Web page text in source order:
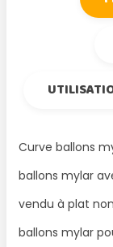
Curve ballons
ballons mylar
vendu à plat
ballons mylar